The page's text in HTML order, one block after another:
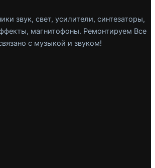
звук, свет, усилители, синтезаторы,
магнитофоны. Ремонтируем Все
с музыкой и звуком!